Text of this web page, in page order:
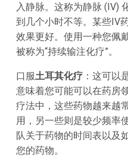
入静脉。这称为静脉 (IV)
到几个小时不等。某些IV
效果更好。使用一种您佩
被称为“持续输注化疗”。
口服土耳其化疗：这可以
意味着您可能可以在药房
疗法中，这些药物越来越
用，另一些则是较少频率
队关于药物的时间表以及
您的药物。